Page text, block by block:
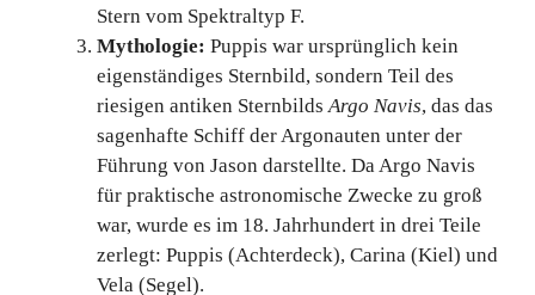
Stern vom Spektraltyp F.
Mythologie: Puppis war ursprünglich kein
eigenständiges Sternbild, sondern Teil des
riesigen antiken SternbildsArgo Navis, das das
sagenhafte Schiff der Argonauten unter der
Führung von Jason darstellte. Da Argo Navis
für praktische astronomische Zwecke zu groß
war, wurde es im 18. Jahrhundert in drei Teile
zerlegt: Puppis (Achterdeck), Carina (Kiel) und
Vela (Segel).